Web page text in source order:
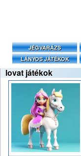
JÉGVARÁZS
LÁNYOS JÁTÉKOK
lovat játékok